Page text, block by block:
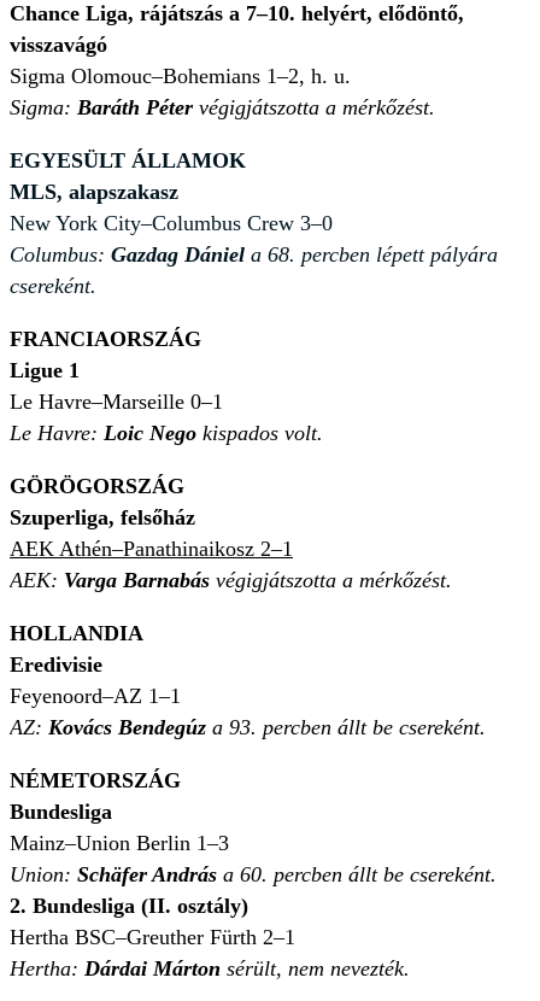
Chance Liga, rájátszás a 7–10. helyért, elődöntő,
visszavágó
Sigma Olomouc–Bohemians 1–2, h. u.
Sigma: Baráth Péter végigjátszotta a mérkőzést.
EGYESÜLT ÁLLAMOK
MLS, alapszakasz
New York City–Columbus Crew 3–0
Columbus: Gazdag Dániel a 68. percben lépett pályára
csereként.
FRANCIAORSZÁG
Ligue 1
Le Havre–Marseille 0–1
Le Havre: Loic Nego kispados volt.
GÖRÖGORSZÁG
Szuperliga, felsőház
AEK Athén–Panathinaikosz 2–1
AEK: Varga Barnabás végigjátszotta a mérkőzést.
HOLLANDIA
Eredivisie
Feyenoord–AZ 1–1
AZ: Kovács Bendegúz a 93. percben állt be csereként.
NÉMETORSZÁG
Bundesliga
Mainz–Union Berlin 1–3
Union: Schäfer András a 60. percben állt be csereként.
2. Bundesliga (II. osztály)
Hertha BSC–Greuther Fürth 2–1
Hertha: Dárdai Márton sérült, nem nevezték.